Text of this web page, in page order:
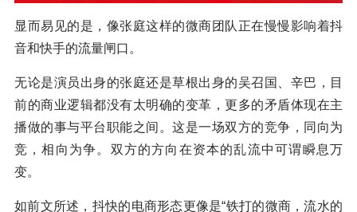
显而易见的是，像张庭这样的微商团队正在慢慢影响着抖
音和快手的流量闸口。
无论是演员出身的张庭还是草根出身的吴召国、辛巴，目
前的商业逻辑都没有太明确的变革，更多的矛盾体现在主
播做的事与平台职能之间。这是一场双方的竞争，同向为
竞，相向为争。双方的方向在资本的乱流中可谓瞬息万
变。
如前文所述，抖快的电商形态更像是“铁打的微商，流水的